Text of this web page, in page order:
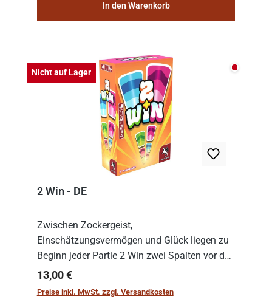
In den Warenkorb
Nicht auf Lager Nicht
2 Win - DE
Zwischen Zockergeist,
Einschätzungsvermögen und Glück liegen zu
Beginn jeder Partie 2 Win zwei Spalten vor den
Spielenden aus, die es in die Höhe zu treiben
gilt. Doch das geht natürlich nur, solange man
Regulärer Preis:
13,00 €
Preise inkl. MwSt. zzgl. Versandkosten